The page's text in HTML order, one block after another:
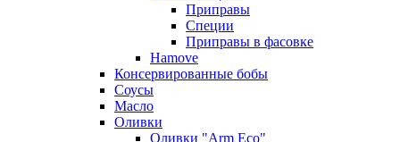
Приправы
Специи
Приправы в фасовке
Hamove
Консервированные бобы
Соусы
Масло
Оливки
Оливки "Arm Eco"